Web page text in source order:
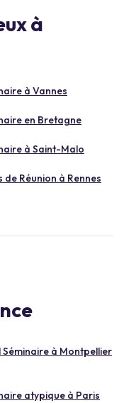
à
à Vannes
en Bretagne
à Saint-Malo
de Réunion à Rennes
Séminaire à Montpellier
atypique à Paris